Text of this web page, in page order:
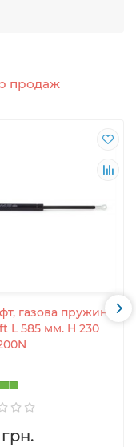
продаж
газова пружина
L 585 мм. H 230